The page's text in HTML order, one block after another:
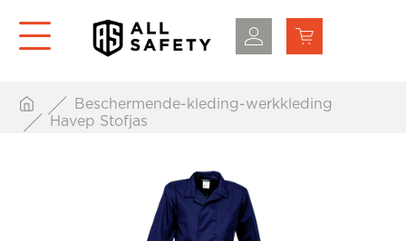
Beschermende-kleding-werkkleding
Havep Stofjas